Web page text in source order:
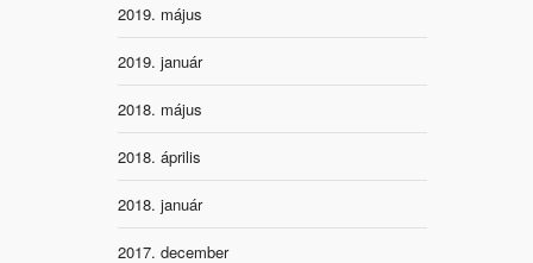
2019. május
2019. január
2018. május
2018. április
2018. január
2017. december